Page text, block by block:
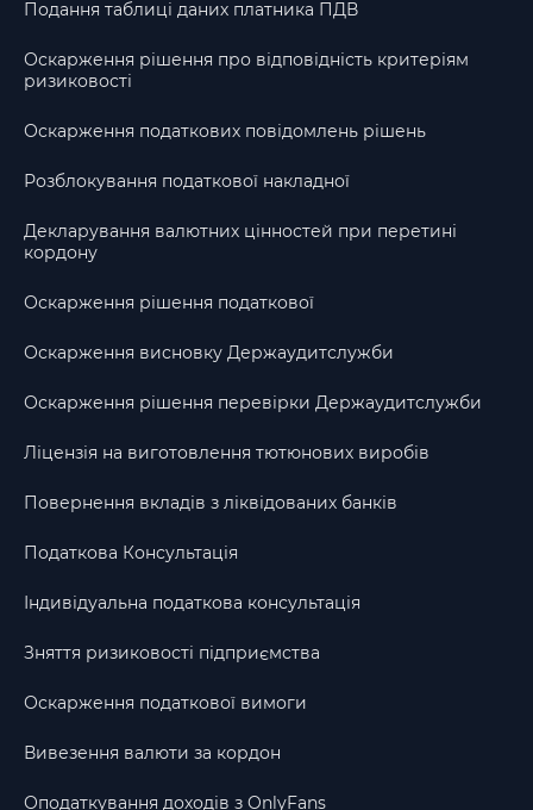
Подання таблиці даних платника ПДВ
Оскарження рішення про відповідність критеріям
ризиковості
Оскарження податкових повідомлень рішень
Розблокування податкової накладної
Декларування валютних цінностей при перетині
кордону
Оскарження рішення податкової
Оскарження висновку Держаудитслужби
Оскарження рішення перевірки Держаудитслужби
Ліцензія на виготовлення тютюнових виробів
Повернення вкладів з ліквідованих банків
Податкова Консультація
Індивідуальна податкова консультація
Зняття ризиковості підприємства
Оскарження податкової вимоги
Вивезення валюти за кордон
Оподаткування доходів з OnlyFans